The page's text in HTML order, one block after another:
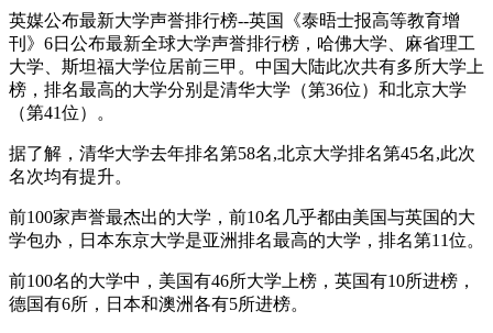
英媒公布最新大学声誉排行榜--英国《泰晤士报高等教育增
刊》6日公布最新全球大学声誉排行榜，哈佛大学、麻省理工
大学、斯坦福大学位居前三甲。中国大陆此次共有多所大学上
榜，排名最高的大学分别是清华大学（第36位）和北京大学
（第41位）。
据了解，清华大学去年排名第58名,北京大学排名第45名,此次
名次均有提升。
前100家声誉最杰出的大学，前10名几乎都由美国与英国的大
学包办，日本东京大学是亚洲排名最高的大学，排名第11位。
前100名的大学中，美国有46所大学上榜，英国有10所进榜，
德国有6所，日本和澳洲各有5所进榜。